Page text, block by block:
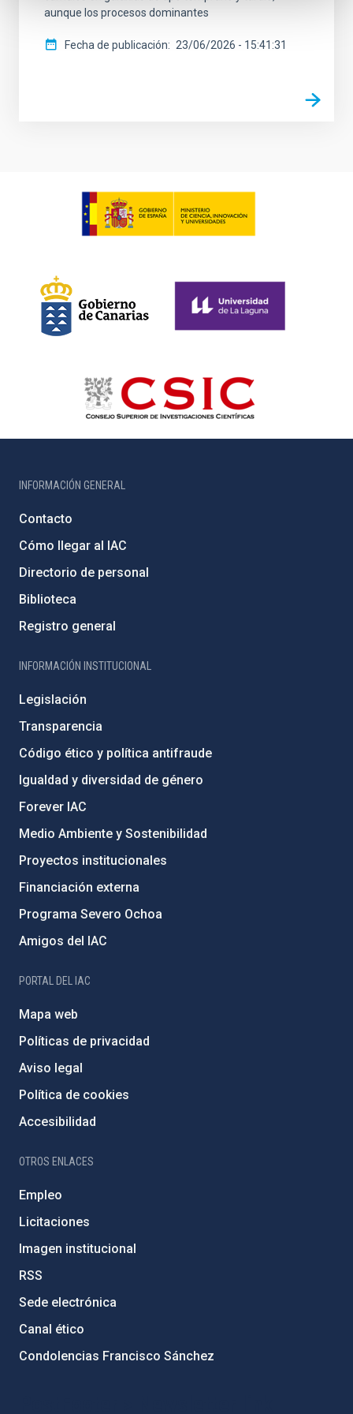
aunque los procesos dominantes
Fecha de publicación 23/06/2026 - 15:41:31
INFORMACIÓN GENERAL
Contacto
Cómo llegar al IAC
Directorio de personal
Biblioteca
Registro general
INFORMACIÓN INSTITUCIONAL
Legislación
Transparencia
Código ético y política antifraude
Igualdad y diversidad de género
Forever IAC
Medio Ambiente y Sostenibilidad
Proyectos institucionales
Financiación externa
Programa Severo Ochoa
Amigos del IAC
PORTAL DEL IAC
Mapa web
Políticas de privacidad
Aviso legal
Política de cookies
Accesibilidad
OTROS ENLACES
Empleo
Licitaciones
Imagen institucional
RSS
Sede electrónica
Canal ético
Condolencias Francisco Sánchez